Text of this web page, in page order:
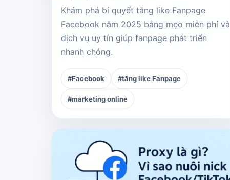
Khám phá bí quyết tăng like Fanpage
Facebook năm 2025 bằng mẹo miễn phí và
dịch vụ uy tín giúp fanpage phát triển
nhanh chóng.
#Facebook #tăng like Fanpage
#marketing online